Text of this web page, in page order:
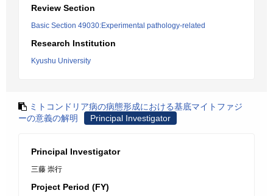
Review Section
Basic Section 49030:Experimental pathology-related
Research Institution
Kyushu University
ミトコンドリア病の病態形成における基底マイトファジ
ーの意義の解明
Principal Investigator
Principal Investigator
三藤 崇行
Project Period (FY)